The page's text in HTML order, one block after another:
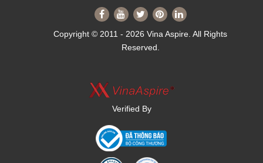
Copyright © 2011 - 2026 Vina Aspire. All Rights
Reserved.
Verified By